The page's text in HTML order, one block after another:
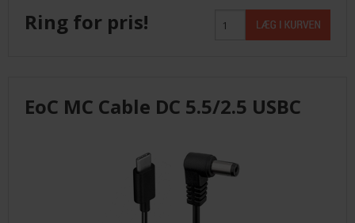
Ring for pris!
EoC MC Cable DC 5.5/2.5 USBC